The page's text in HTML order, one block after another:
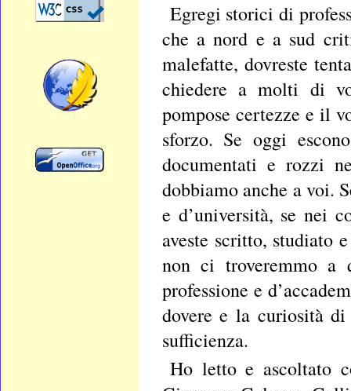
Egregi storici di
che a nord e a sud
malefatte, dovreste
chiedere a molti di
pompose certezze e il
sforzo. Se oggi
documentati e rozzi
dobbiamo anche a voi.
e d’università, se nei
aveste scritto, studiato
non ci troveremmo a
professione e
dovere e la curiosità
sufficienza.
Ho letto e ascoltato